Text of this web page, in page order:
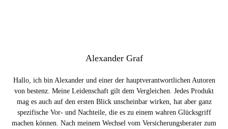
Alexander Graf
Hallo, ich bin Alexander und einer der hauptverantwortlichen Autoren
von bestenz. Meine Leidenschaft gilt dem Vergleichen. Jedes Produkt
mag es auch auf den ersten Blick unscheinbar wirken, hat aber ganz
spezifische Vor- und Nachteile, die es zu einem wahren Glücksgriff
machen können. Nach meinem Wechsel vom Versicherungsberater zum